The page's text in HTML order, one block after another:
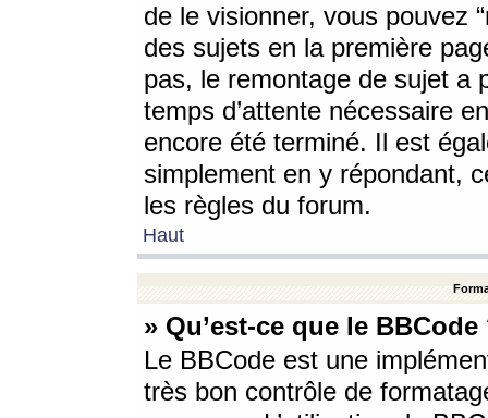
de le visionner, vous pouvez
des sujets en la première
pas, le remontage de sujet a
temps d’attente nécessaire
encore été terminé. Il est
simplement en y répondant,
les règles du forum.
Haut
» Qu’est-ce que le BBCode
Le BBCode est une
très bon contrôle de